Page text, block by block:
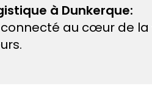
à Dunkerque:
au cœur de la